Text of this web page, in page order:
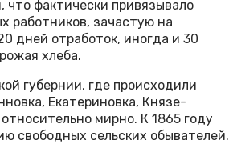
что фактически привязывало
работников, зачастую на
дней отработок, иногда и 30
хлеба.
губернии, где происходили
Екатериновка, Князе-
мирно. К 1865 году
свободных сельских обывателей.